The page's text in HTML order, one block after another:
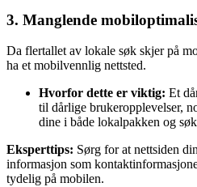
3. Manglende
Da flertallet av lokale søk skjer på
ha et mobilvennlig nettsted.
Hvorfor dette er viktig: Et
til dårlige brukeropplevelser,
dine i både lokalpakken og
Eksperttips: Sørg for at nettsiden
informasjon som
tydelig på mobilen.